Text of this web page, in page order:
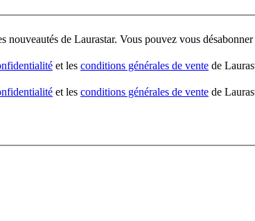
de Laurastar. Vous pouvez vous
et les conditions générales de vente de
et les conditions générales de vente de